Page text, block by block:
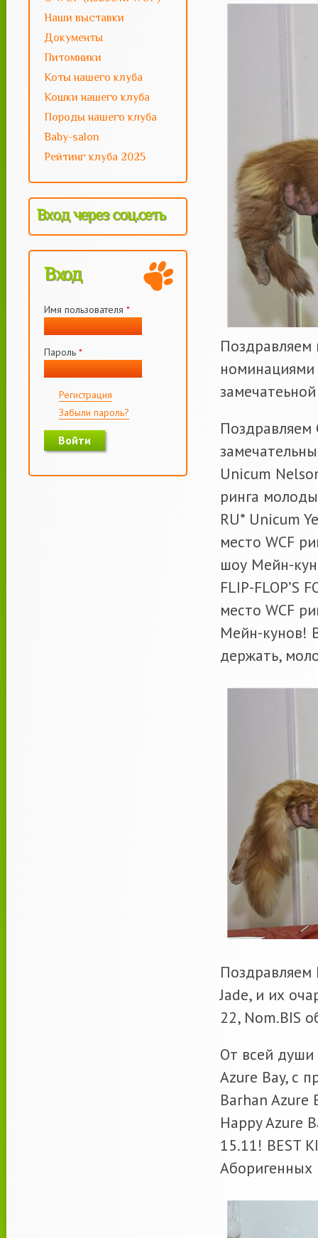
Наши выставки
Документы
Питомники
Коты нашего клуба
Кошки нашего клуба
Породы нашего клуба
Baby-salon
Рейтинг клуба 2025
Вход через соц.сеть
Вход
Имя пользователя *
Пароль *
Регистрация
Забыли пароль?
Поздравляем
Unicum
ринга
RU* Unicum
место WCF
шоу Мейн-
FLIP-FLOP’S
место WCF
Мейн-кунов!
держать,
Jade, и их
22, Nom.BIS
От всей
Azure Bay, с
Barhan Azure
Happy Azure
15.11! BEST